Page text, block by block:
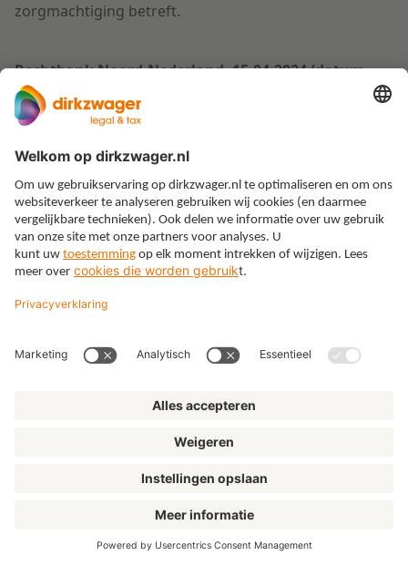
zorgmachtiging betreft.
Rechtbank Noord-Nederland, 15-04-2024 (datum
publicatie: 19-04-2024),
Deze uitspraak betreft een beslissing in beroep over
een klacht door verzoeker ingediend bij de regionale
klachtencommissie Wvggz.
Hoge Raad, 19-04-2024 (datum publicatie: 19-04-
2024),ECLI:NL:HR:2024:650
In deze Wvggz-zaak heeft de advocaat van betrokkene
ter zitting een beroep gedaan op wilsbekwaam verzet
heeft een zorgmachtiging verleend inclusief toedienen
medicatie voor zes maanden en wel tot en met 2 mei
2024. Ter zitting is door de arts-assistent verklaard dat